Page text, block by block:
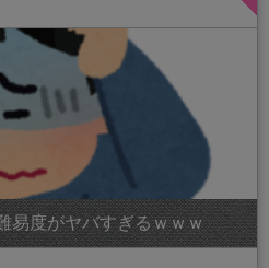
易度がヤバすぎるｗｗｗ